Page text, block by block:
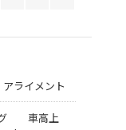
ライメント
グ 車高上